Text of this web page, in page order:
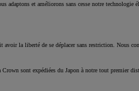
et améliorons sans cesse notre
la liberté de se déplacer sans restriction. Nous
sont expédiées du Japon à notre tout premier